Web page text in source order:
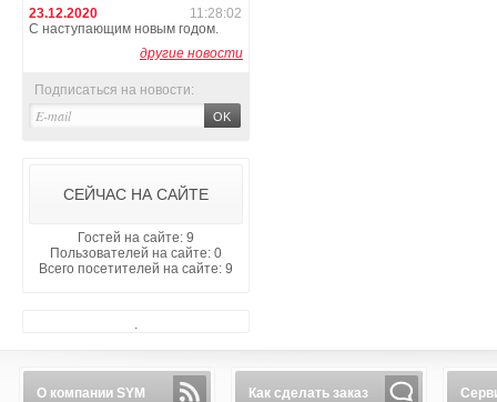
23.12.2020
11:28:02
С наступающим новым годом.
другие новости
Подписаться на новости:
СЕЙЧАС НА САЙТЕ
Гостей на сайте: 9
Пользователей на сайте: 0
Всего посетителей на сайте: 9
.
О компании SYM Как сделать заказ